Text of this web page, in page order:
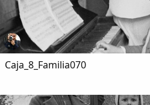
Caja_8_Familia070